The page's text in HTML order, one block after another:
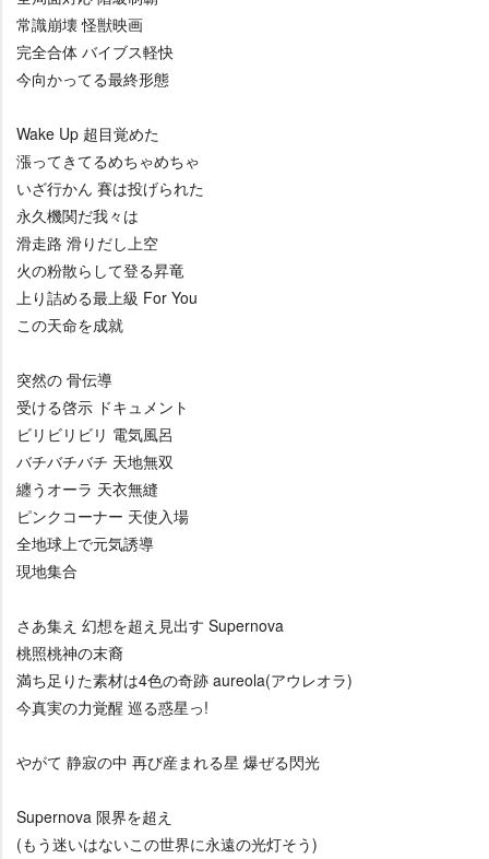
常識崩壊 怪獣映画
完全合体 バイブス軽快
今向かってる最終形態
Wake Up 超目覚めた
漲ってきてるめちゃめちゃ
いざ行かん 賽は投げられた
永久機関だ我々は
滑走路 滑りだし上空
火の粉散らして登る昇竜
上り詰める最上級 For You
この天命を成就
突然の 骨伝導
受ける啓示 ドキュメント
ビリビリビリ 電気風呂
バチバチバチ 天地無双
纏うオーラ 天衣無縫
ピンクコーナー 天使入場
全地球上で元気誘導
現地集合
さあ集え 幻想を超え見出す Supernova
桃照桃神の末裔
満ち足りた素材は4色の奇跡 aureola(アウレオラ)
今真実の力覚醒 巡る惑星っ!
がて 静寂の中 再び産まれる星 爆ぜる閃光
Supernova 限界を超え
(もう迷いはないこの世界に永遠の光灯そう)